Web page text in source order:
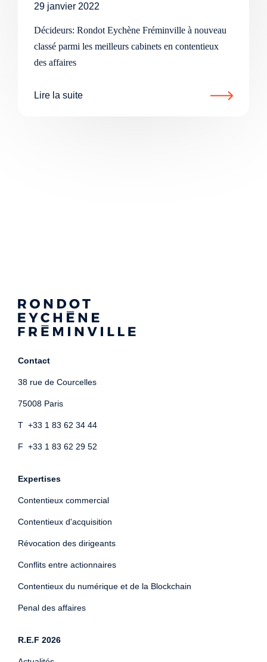
29 janvier 2022
Décideurs: Rondot Eychène Fréminville à nouveau
classé parmi les meilleurs cabinets en contentieux
des affaires
Lire la suite
Contact
38 rue de Courcelles
75008 Paris
T +33 1 83 62 34 44
F +33 1 83 62 29 52
Expertises
Contentieux commercial
Contentieux d'acquisition
Révocation des dirigeants
Conflits entre actionnaires
Contentieux du numérique et de la Blockchain
Penal des affaires
R.E.F 2026